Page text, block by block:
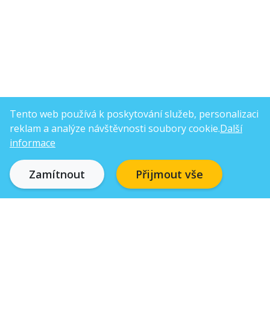
Tento web používá k poskytování služeb, personalizaci
reklam a analýze návštěvnosti soubory cookie.Další
informace
Zamítnout Přijmout vše